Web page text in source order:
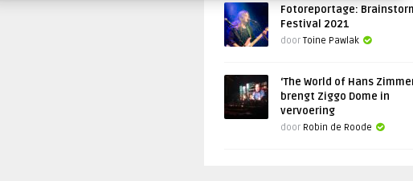
Fotoreportage:
Festival 2021
door Toine Pawlak
‘The World of Hans
brengt Ziggo Dome in
vervoering
door Robin de Roode